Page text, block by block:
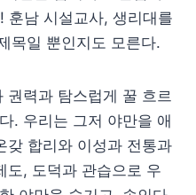
훈남 시설교사, 생리대를
목일 뿐인지도 모른다.
권력과 탐스럽게 꿀 흐르
. 우리는 그저 야만을 애
갖 합리와 이성과 전통과
도, 도덕과 관습으로 우